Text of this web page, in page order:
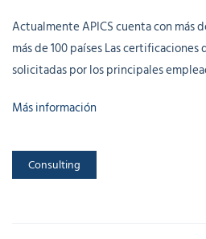
Actualmente APICS cuenta con más
más de 100 países Las certificaciones
solicitadas por los principales
Más información
Consulting